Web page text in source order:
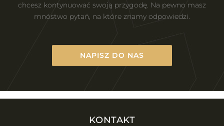
chcesz kontynuować swoją przygodę. Na pewno masz
mnóstwo pytań, na które znamy odpowiedzi.
NAPISZ DO NAS
KONTAKT